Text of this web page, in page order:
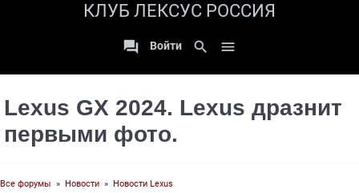
КЛУБ ЛЕКСУС РОССИЯ
 Войти search 
Lexus GX 2024. Lexus дразнит
первыми фото.
Все форумы » Новости » Новости Lexus